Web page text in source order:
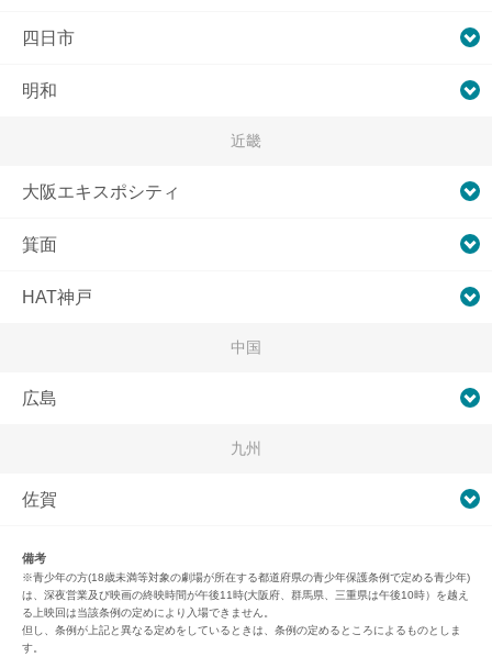
四日市
明和
近畿
大阪エキスポシティ
箕面
HAT神戸
中国
広島
九州
佐賀
備考
※青少年の方(18歳未満等対象の劇場が所在する都道府県の青少年保護条例で定める青少年)
は、深夜営業及び映画の終映時間が午後11時(大阪府、群馬県、三重県は午後10時）を越え
る上映回は当該条例の定めにより入場できません。
但し、条例が上記と異なる定めをしているときは、条例の定めるところによるものとしま
す。